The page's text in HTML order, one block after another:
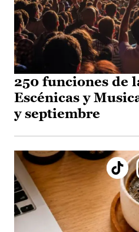
250 funciones de
Escénicas y
y septiembre